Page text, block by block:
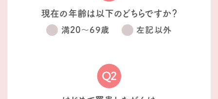
現在の年齢は以下のどちらですか？
満20〜69歳 左記以外